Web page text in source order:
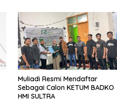
Muliadi Resmi Mendaftar
Sebagai Calon KETUM BADKO
HMI SULTRA